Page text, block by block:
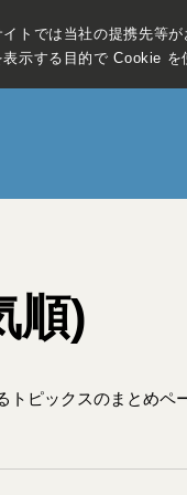
イトでは当社の提携先等
表示する目的で Cookie を
順)
ピックスのまとめペ